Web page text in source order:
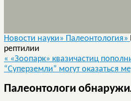
Новости науки» Палеонтология»
рептилии
« «Зоопарк» квазичастиц
“Суперземли” могут оказаться
Палеонтологи